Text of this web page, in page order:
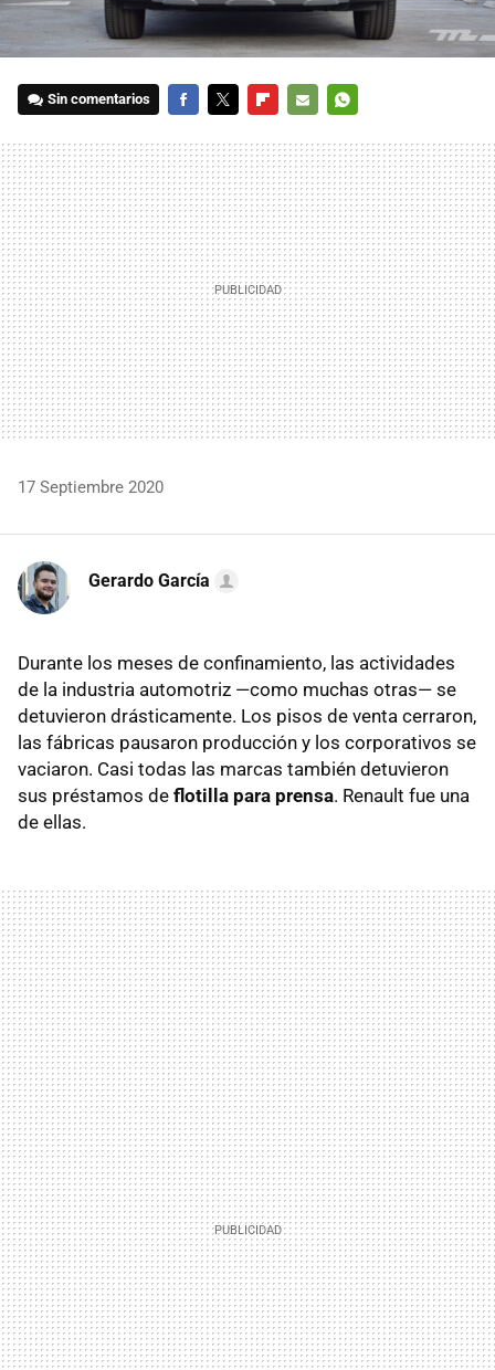
Sin comentarios
MAIL
17 Septiembre 2020
Gerardo García
Durante los meses de confinamiento, las actividades
de la industria automotriz —como muchas otras— se
detuvieron drásticamente. Los pisos de venta cerraron,
las fábricas pausaron producción y los corporativos se
vaciaron. Casi todas las marcas también detuvieron
sus préstamos de flotilla para prensa. Renault fue una
de ellas.